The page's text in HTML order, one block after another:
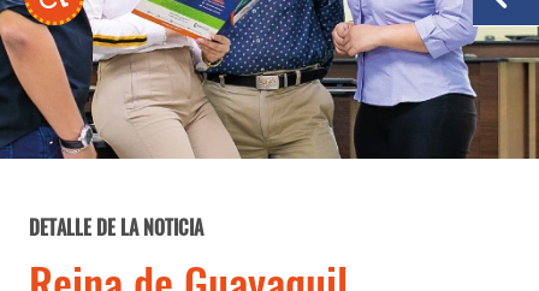
DETALLE DE LA NOTICIA